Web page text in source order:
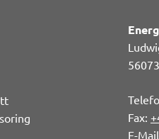
56073